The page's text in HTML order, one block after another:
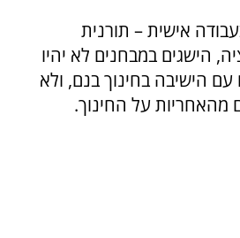
אישית – תורנית
הישגים במבחנים לא יהיו
עם הישיבה בחינוך בנם, ולא
על החינוך.